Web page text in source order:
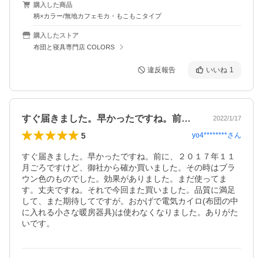
購入した商品
柄×カラー/無地カフェモカ・もこもこタイプ
購入したストア
布団と寝具専門店 COLORS
違反報告 いいね 1
すぐ届きました。早かったですね。前に、… 2022/1/17
5 yo4********さん
すぐ届きました。早かったですね。前に、２０１７年１１
月ごろですけど、御社から確か買いました。その時はブラ
ウン色のものでした。効果がありました。まだ使ってま
す。丈夫ですね。それで今回また買いました。品質に満足
して、また期待してですが。おかげで電気カイロ(布団の中
に入れる小さな暖房器具)は使わなくなりました。ありがた
いです。